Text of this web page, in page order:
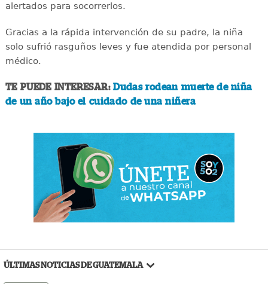
alertados para socorrerlos.
Gracias a la rápida intervención de su padre, la niña
solo sufrió rasguños leves y fue atendida por personal
médico.
TE PUEDE INTERESAR:Dudas rodean muerte de niña
de un año bajo el cuidado de una niñera
ÚLTIMAS NOTICIAS DE GUATEMALA